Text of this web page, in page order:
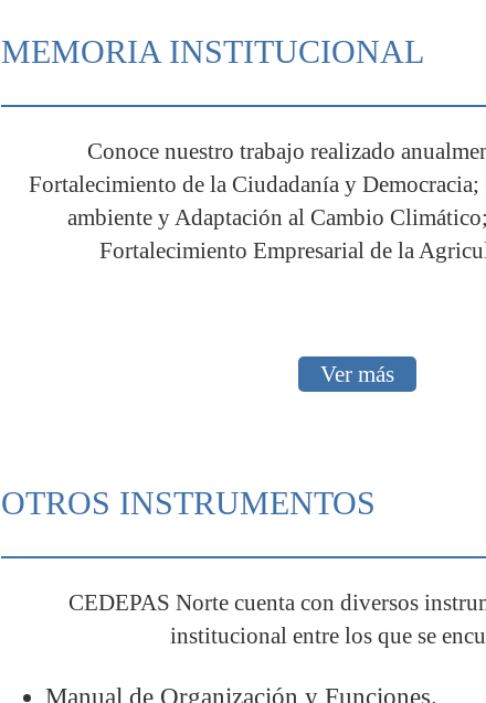
MEMORIA INSTITUCIONAL
Conoce nuestro trabajo realizado
Fortalecimiento de la Ciudadanía y
ambiente y Adaptación al Cambio
Fortalecimiento Empresarial de la
Ver más
OTROS INSTRUMENTOS
CEDEPAS Norte cuenta con diversos
institucional entre los que se
Manual de Organización y Funciones.